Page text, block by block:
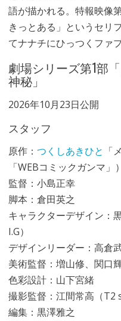
語が描かれる。特報映像
きっとある」というセリ
てナナチにひっつくファ
劇場シリーズ第1部
神秘」
2026年10月23日公開
スタッフ
原作： つくしあきひと 「
「WEBコミックガンマ」）
監督：小島正幸
脚本：倉田英之
キャラクターデザイン：
I.G）
デザインリーダー：高倉
美術監督：増山修、関口
色彩設計：山下宮緒
撮影監督：江間常高（T2
編集：黒澤雅之